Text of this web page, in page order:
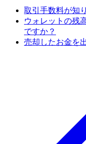
取引手数料が知
ウォレットの残
ですか？
売却したお金を